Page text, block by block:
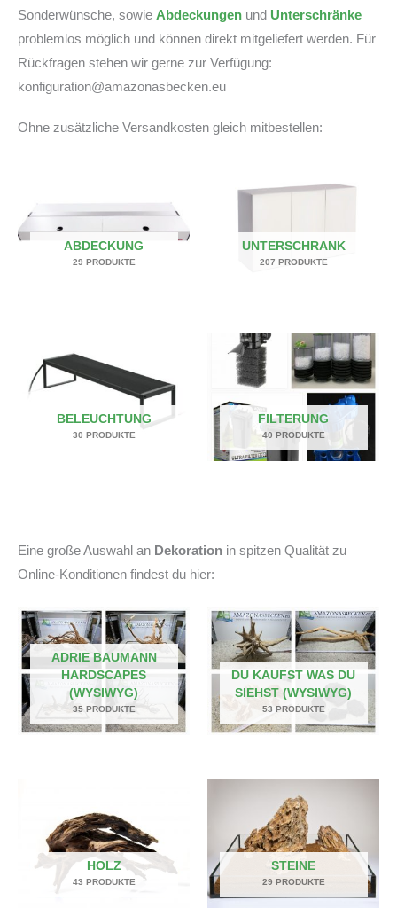
Sonderwünsche, sowie Abdeckungen und Unterschränke
problemlos möglich und können direkt mitgeliefert werden. Für
Rückfragen stehen wir gerne zur Verfügung:
konfiguration@amazonasbecken.eu
Ohne zusätzliche Versandkosten gleich mitbestellen:
ABDECKUNG
29 PRODUKTE
UNTERSCHRANK
207 PRODUKTE
BELEUCHTUNG
30 PRODUKTE
FILTERUNG
40 PRODUKTE
Eine große Auswahl an Dekoration in spitzen Qualität zu
Online-Konditionen findest du hier:
ADRIE BAUMANN
HARDSCAPES
(WYSIWYG)
35 PRODUKTE
DU KAUFST WAS DU
SIEHST (WYSIWYG)
53 PRODUKTE
HOLZ
43 PRODUKTE
STEINE
29 PRODUKTE